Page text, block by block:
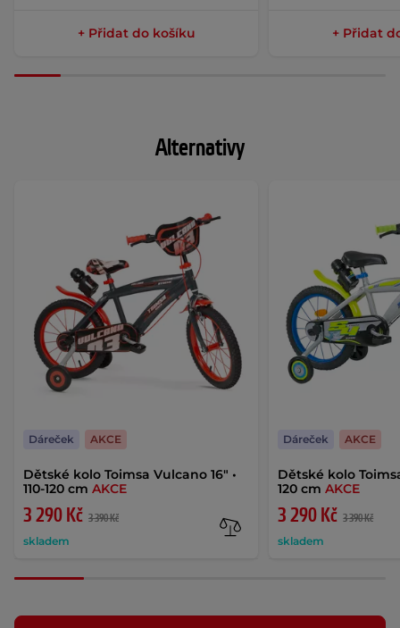
+ Přidat do košíku + Přidat
Alternativy
Dětské kolo Toimsa Vulcano 16" •
110-120 cm AKCE
3 290 Kč 3 390 Kč
skladem
Dáreček AKCE
Dětské kolo
120 cmAKCE
3 290 Kč 3 390 Kč
skladem
Dáreček AKCE